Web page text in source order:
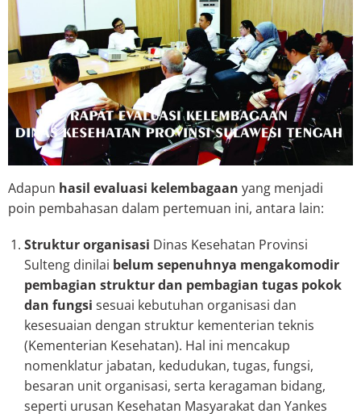
Adapun hasil evaluasi kelembagaan yang menjadi
poin pembahasan dalam pertemuan ini, antara lain:
Struktur organisasi Dinas Kesehatan Provinsi
Sulteng dinilai belum sepenuhnya mengakomodir
pembagian struktur dan pembagian tugas pokok
dan fungsi sesuai kebutuhan organisasi dan
kesesuaian dengan struktur kementerian teknis
(Kementerian Kesehatan). Hal ini mencakup
nomenklatur jabatan, kedudukan, tugas, fungsi,
besaran unit organisasi, serta keragaman bidang,
seperti urusan Kesehatan Masyarakat dan Yankes